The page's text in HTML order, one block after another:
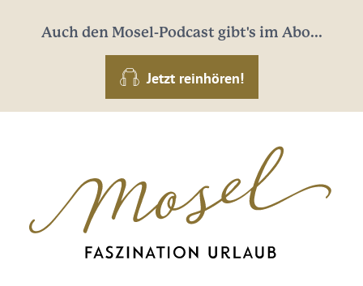
Auch den Mosel-Podcast gibt's im Abo...
Jetzt reinhören!